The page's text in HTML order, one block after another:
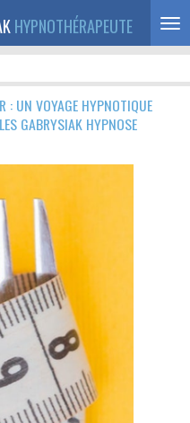
HYPNOTHÉRAPEUTE
: UN VOYAGE HYPNOTIQUE
GABRYSIAK HYPNOSE